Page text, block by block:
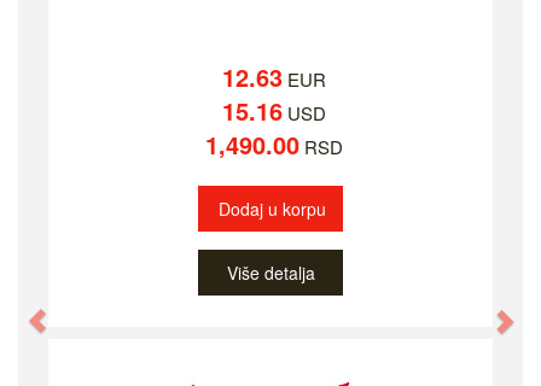
12.63EUR
15.16USD
1,490.00RSD
Dodaj u korpu
Više detalja